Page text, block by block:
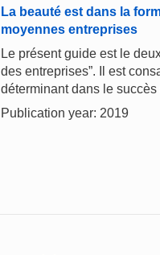
La beauté est dans la
moyennes entreprises
Le présent guide est le
des entreprises”. Il est
déterminant dans le
Publication year: 2019